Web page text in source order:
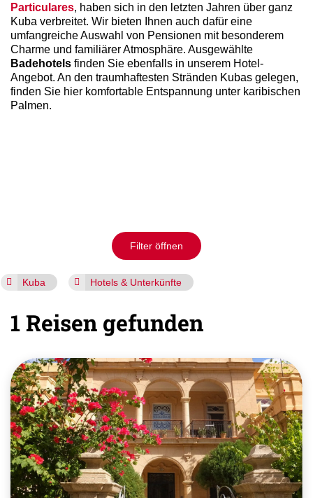
Particulares, haben sich in den letzten Jahren über ganz
Kuba verbreitet. Wir bieten Ihnen auch dafür eine
umfangreiche Auswahl von Pensionen mit besonderem
Charme und familiärer Atmosphäre. Ausgewählte
Badehotels finden Sie ebenfalls in unserem Hotel-
Angebot. An den traumhaftesten Stränden Kubas gelegen,
finden Sie hier komfortable Entspannung unter karibischen
Palmen.
Filter öffnen
Kuba Hotels & Unterkünfte
1 Reisen gefunden